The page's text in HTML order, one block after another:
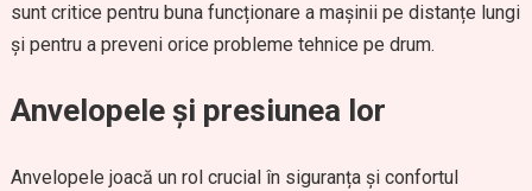
sunt critice pentru buna funcționare a mașinii pe distanțe lungi
și pentru a preveni orice probleme tehnice pe drum.
Anvelopele și presiunea lor
Anvelopele joacă un rol crucial în siguranța și confortul